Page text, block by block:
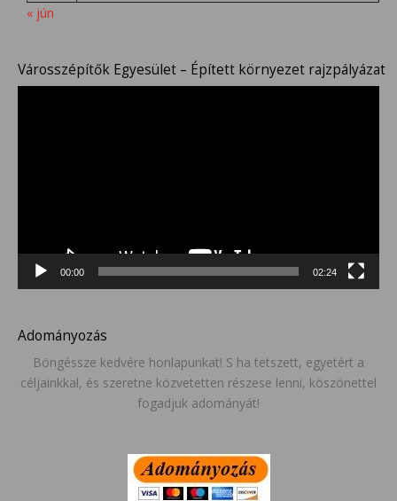
« jún
Városszépítők Egyesület – Épített környezet rajzpályázat
00:00 02:24
Adományozás
Böngéssze kedvére honlapunkat! S ha tetszett, egyetért a
céljainkkal, és szeretne közvetetten részese lenni, köszönettel
fogadjuk adományát!